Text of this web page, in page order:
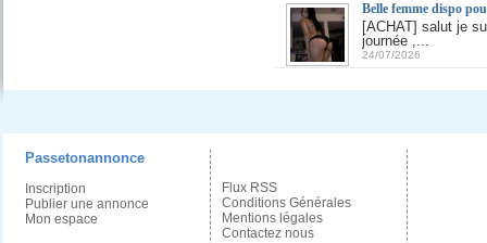
Belle femme dispo
[ACHAT] salut je
journée ,...
24/07/2026
Passetonannonce
Inscription
Publier une annonce
Mon espace
Flux RSS
Conditions Générales
Mentions légales
Contactez nous